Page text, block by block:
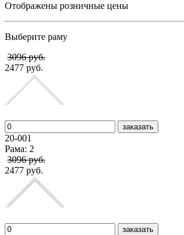
Отображены розничные цены
Выберите раму
3096 руб.
2477 руб.
заказать
20-001
Рама: 2
3096 руб.
2477 руб.
заказать